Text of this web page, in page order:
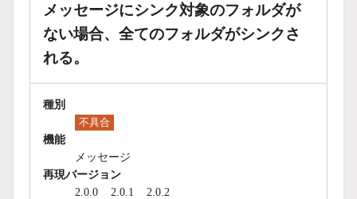
メッセージにシンク対象のフォルダが
ない場合、全てのフォルダがシンクさ
れる。
種別
不具合
機能
メッセージ
再現バージョン
2.0.0
2.0.1
2.0.2